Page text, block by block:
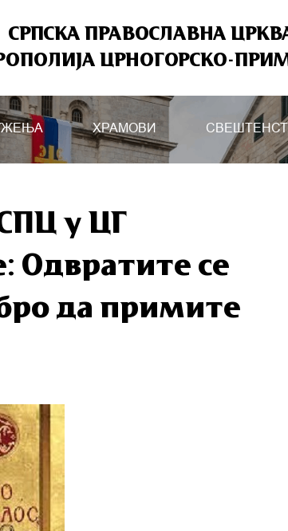
СРПСКА ПРАВОСЛАВНА
ЦРНОГОРСКО-
ХРАМОВИ
у ЦГ
Одвратите се
да примите